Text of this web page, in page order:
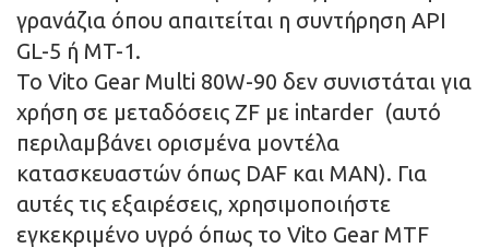
γρανάζια όπου απαιτείται η συντήρηση API
GL-5 ή MT-1.
Το Vito Gear Multi 80W-90 δεν συνιστάται για
χρήση σε μεταδόσεις ZF με intarder (αυτό
περιλαμβάνει ορισμένα μοντέλα
κατασκευαστών όπως DAF και MAN). Για
αυτές τις εξαιρέσεις, χρησιμοποιήστε
εγκεκριμένο υγρό όπως το Vito Gear MTF